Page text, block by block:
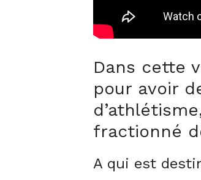
Dans cette
pour avoir
fractionné
A qui est